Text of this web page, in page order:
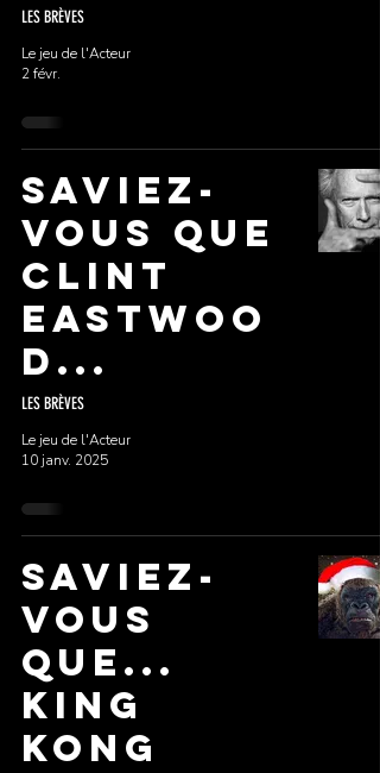
LES BRÈVES
Le jeu de l'Acteur
2 févr.
SAVIEZ-
VOUS QUE
CLINT
EASTWOO
D...
LES BRÈVES
Le jeu de l'Acteur
10 janv. 2025
SAVIEZ-
VOUS
QUE...
KING
KONG